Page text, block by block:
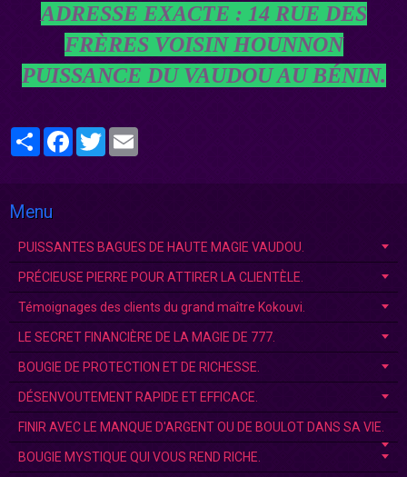
ADRESSE EXACTE : 14 RUE DES
FRÈRES VOISIN HOUNNON
PUISSANCE DU VAUDOU AU BÉNIN.
PartagerFacebook
Twitter
Menu
PUISSANTES BAGUES DE HAUTE MAGIE VAUDOU.
PRÉCIEUSE PIERRE POUR ATTIRER LA CLIENTÈLE.
Témoignages des clients du grand maître Kokouvi.
LE SECRET FINANCIÈRE DE LA MAGIE DE 777.
BOUGIE DE PROTECTION ET DE RICHESSE.
DÉSENVOUTEMENT RAPIDE ET EFFICACE.
FINIR AVEC LE MANQUE D'ARGENT OU DE BOULOT DANS SA VIE.
BOUGIE MYSTIQUE QUI VOUS REND RICHE.